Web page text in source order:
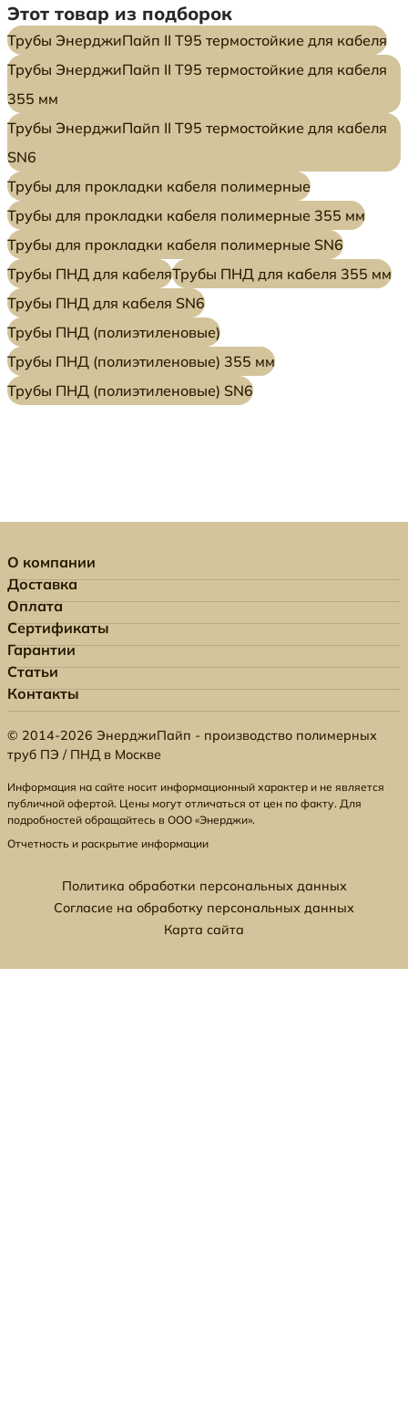
Этот товар из подборок
Трубы ЭнерджиПайп II Т95 термостойкие для кабеля
Трубы ЭнерджиПайп II Т95 термостойкие для кабеля
355 мм
Трубы ЭнерджиПайп II Т95 термостойкие для кабеля
SN6
Трубы для прокладки кабеля полимерные
Трубы для прокладки кабеля полимерные 355 мм
Трубы для прокладки кабеля полимерные SN6
Трубы ПНД для кабеляТрубы ПНД для кабеля 355 мм
Трубы ПНД для кабеля SN6
Трубы ПНД (полиэтиленовые)
Трубы ПНД (полиэтиленовые) 355 мм
Трубы ПНД (полиэтиленовые) SN6
О компании
Доставка
Оплата
Сертификаты
Гарантии
Статьи
Контакты
© 2014-2026 ЭнерджиПайп - производство полимерных
труб ПЭ / ПНД в Москве
Информация на сайте носит информационный характер и не является
публичной офертой. Цены могут отличаться от цен по факту. Для
подробностей обращайтесь в ООО «Энерджи».
Отчетность и раскрытие информации
Политика обработки персональных данных
Согласие на обработку персональных данных
Карта сайта